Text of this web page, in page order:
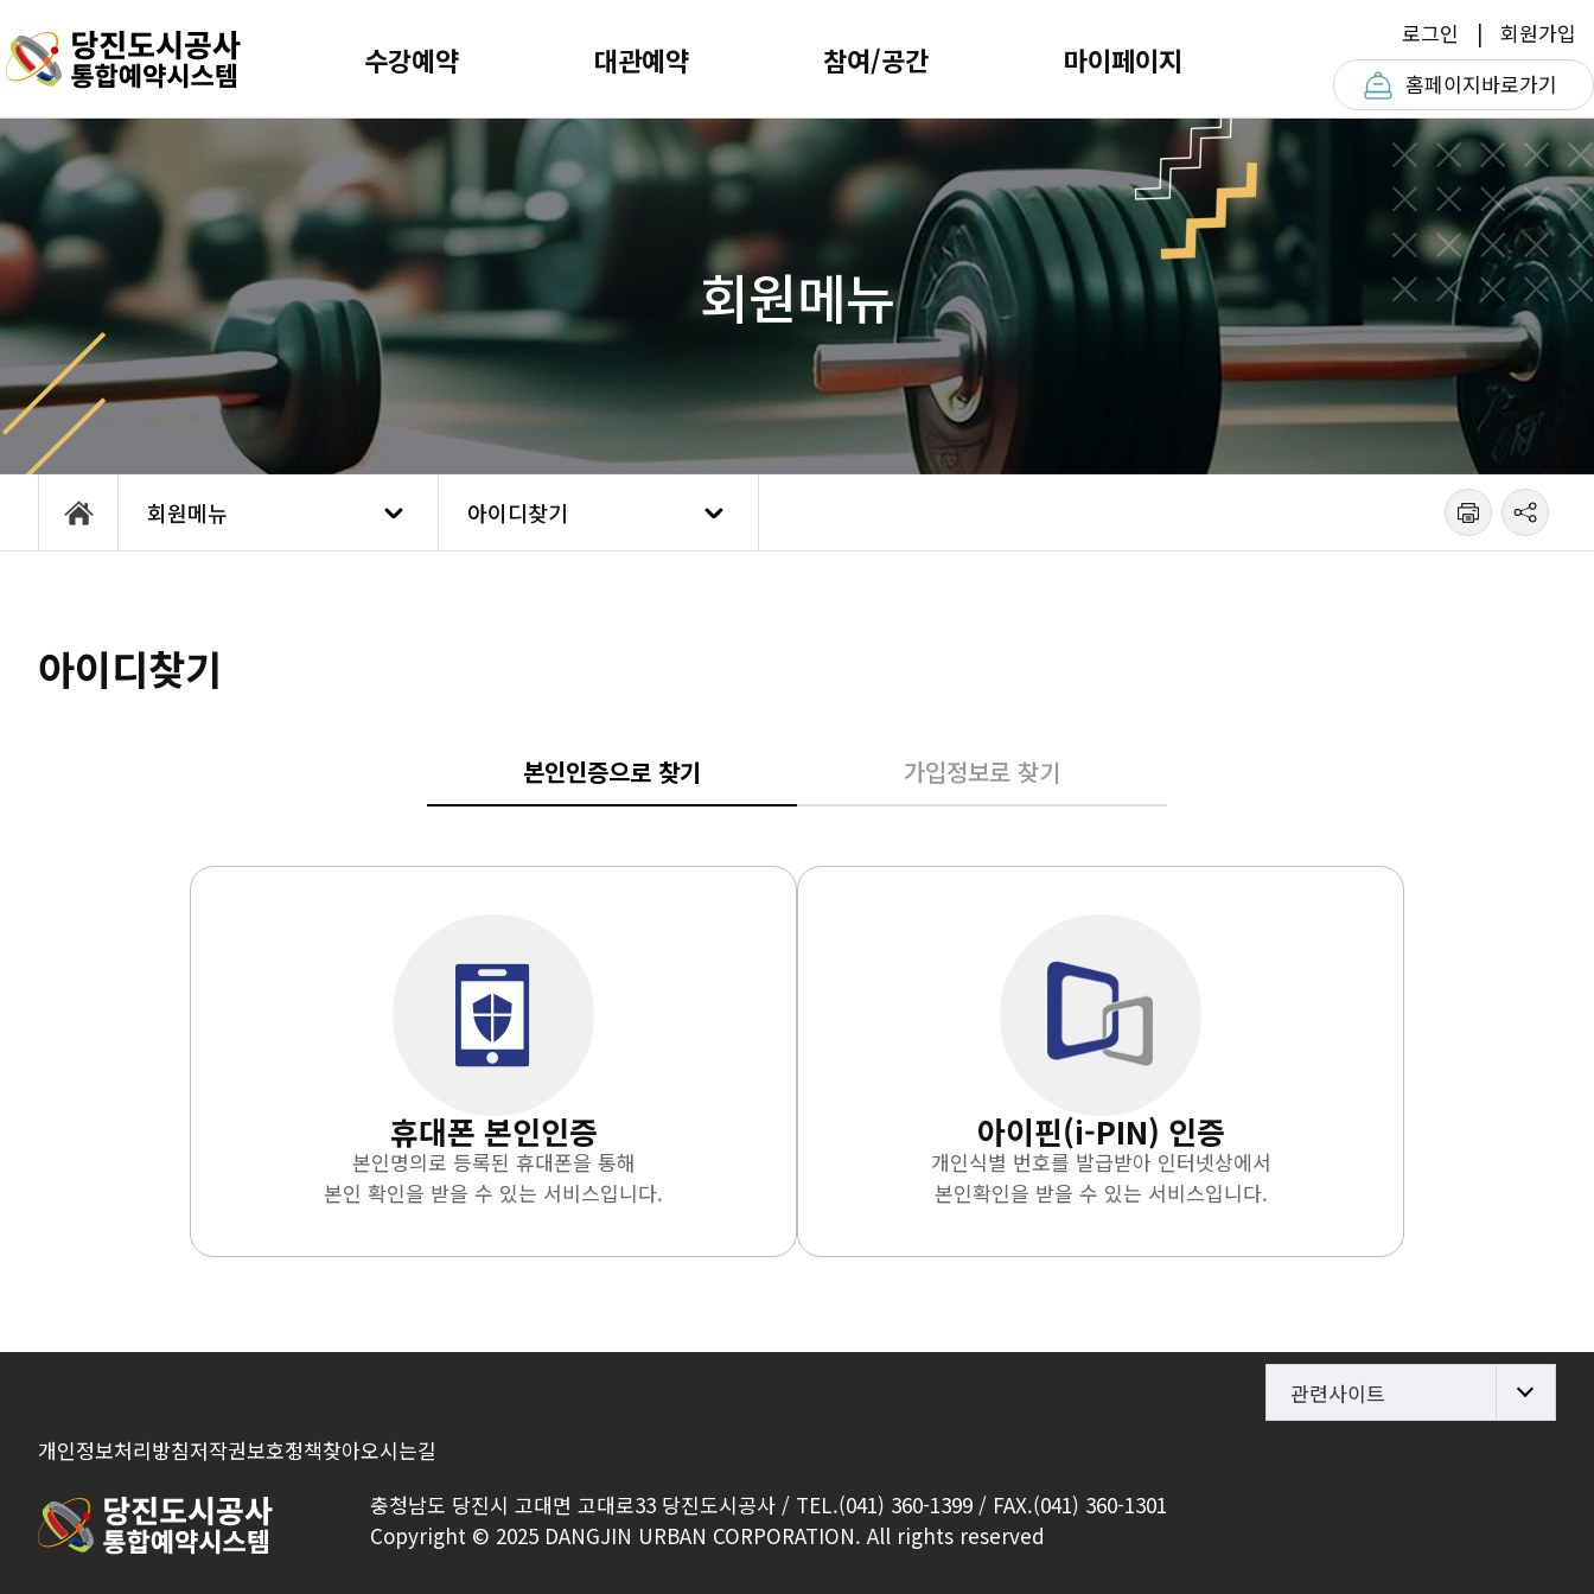
너
뛰
기
메
뉴
로그인
회원가입
홈페이지바로가기
수강예약 대관예약 참여/공간
참여/공간
센터 방문 정보 및 편의 정보를
확인해보세요.
자
마이페이지
마이페이지
새로운 소식 및 서비스 안내 정보를
확인해보세요.
내 예
수강신청내
대관신청내
일일매표신
회원메뉴
대관예약
회원메뉴
아이디찾기
비밀번호찾기
아이디찾기
본인인증으로 찾기 가입정보로 찾기
휴대폰 본인인증
본인명의로 등록된 휴대폰을 통해
본인 확인을 받을 수 있는 서비스입니다.
아이핀(i-PIN) 인증
개인식별 번호를 발급받아 인터넷상에서
본인확인을 받을 수 있는 서비스입니다.
개인정보처리방침저작권보호정책찾아오시는길
관련사이트
충청남도 당진시 고대면 고대로33 당진도시공사 / TEL.(041) 360-1399 / FAX.(041) 360-1301
Copyright © 2025 DANGJIN URBAN CORPORATION. All rights reserved